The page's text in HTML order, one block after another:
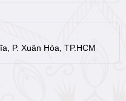
P. Xuân Hòa, TP.HCM